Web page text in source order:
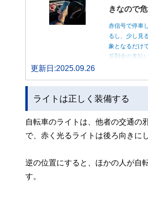
きなので
赤信号で停車
るし、少し見
象となるだけ
反則金の支払
更新日:2025.09.26
ライトは正しく装備する
自転車のライトは、他者の交通の
で、赤く光るライトは後ろ向きに
逆の位置にすると、ほかの人が自
す。